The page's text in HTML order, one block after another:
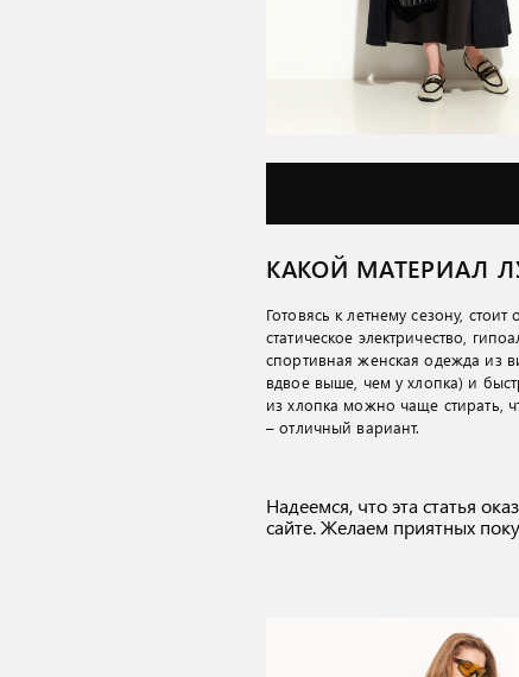
КАКОЙ МАТЕРИАЛ
Готовясь к летнему сезону,
статическое электричество,
спортивная женская одежда из
вдвое выше, чем у хлопка) и
из хлопка можно чаще стирать,
– отличный вариант.
Надеемся, что эта статья
сайте. Желаем приятных